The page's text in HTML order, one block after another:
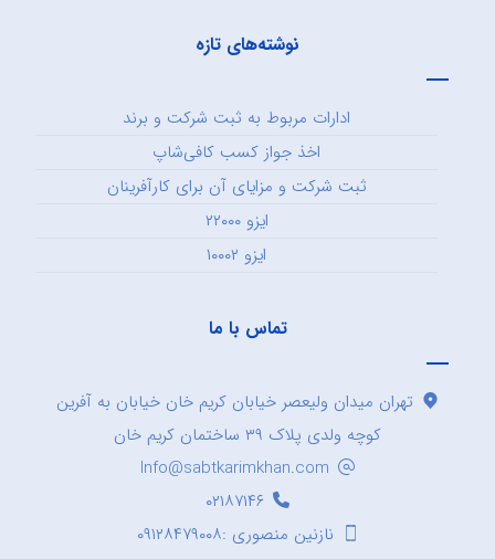
نوشته‌های تازه
ادارات مربوط به ثبت شرکت و برند
اخذ جواز کسب کافی‌شاپ
ثبت شرکت و مزایای آن برای کارآفرینان
ایزو ۲۲۰۰۰
ایزو ۱۰۰۰۲
تماس با ما
تهران میدان ولیعصر خیابان کریم خان خیابان به آفرین
کوچه ولدی پلاک ۳۹ ساختمان کریم خان
Info@sabtkarimkhan.com
۰۲۱۸۷۱۴۶
نازنین منصوری :۰۹۱۲۸۴۷۹۰۰۸